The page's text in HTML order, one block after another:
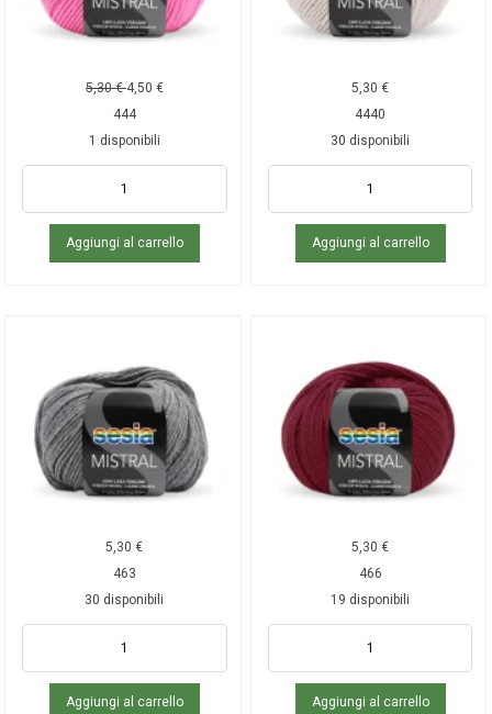
5,30€ 4,50 €
444
1 disponibili
Aggiungi al carrello
5,30€
4440
30 disponibili
Aggiungi al carrello
5,30€
463
30 disponibili
Aggiungi al carrello
5,30€
466
19 disponibili
Aggiungi al carrello